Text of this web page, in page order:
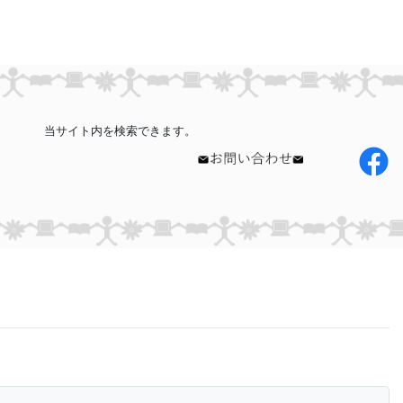
当サイト内を検索できます。